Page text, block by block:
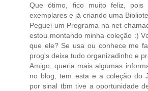
Que ótimo, fico muito feliz, pois
exemplares e já criando uma
Peguei um Programa na net
estou montando minha coleção :)
que ele? Se usa ou conhece me
prog's deixa tudo organizadinho e
Amigo, queria mais algumas
no blog, tem esta e a coleção do
por sinal tbm tive a oportunidade